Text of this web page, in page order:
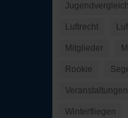
Luftrecht
Mitglieder
Rookie
Veranstaltungen
Winterfliegen